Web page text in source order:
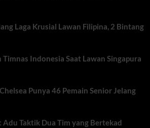
Laga Krusial Lawan Filipina, 2 Bintang
Indonesia Saat Lawan Singapura
Punya 46 Pemain Senior Jelang
Adu Taktik Dua Tim yang Bertekad